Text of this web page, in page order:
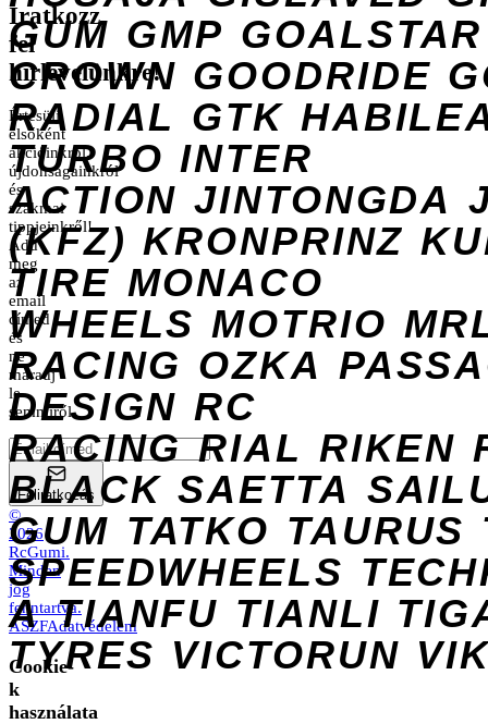
GUM GMP GOALSTAR
CROWN GOODRIDE
RADIAL GTK
TURBO INTER
ACTION JINTONGDA
(KFZ) KRONPRINZ
TIRE MONACO
WHEELS MOTRIO
RACING OZKA
DESIGN RC
RACING RIAL RIKEN
BLACK SAETTA
GUM TATKO TAURUS
SPEEDWHEELS
A TIANFU TIANLI
TYRES VICTORUN
Iratkozz
fel
hírlevelünkre!
Értesülj
elsőként
akcióinkról,
újdonságainkról
és
szakmai
tippjeinkről!
Add
meg
az
email
címed
és
ne
maradj
le
semmiről.
Feliratkozás
©
2026
RcGumi.
Minden
jog
fenntartva.
ÁSZFAdatvédelem
Cookie-
k
használata